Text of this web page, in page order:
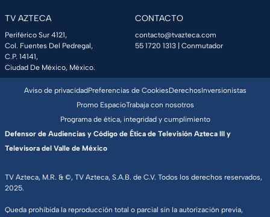
TV AZTECA
Periférico Sur 4121,
Col. Fuentes Del Pedregal,
C.P. 14141,
Ciudad De México, México.
CONTACTO
contacto@tvazteca.com
55 1720 1313 | Conmutador
TV Azteca, M.R. & ©, TV Azteca, S.A.B. de C.V. Todos los derechos reservados,
2025.
Queda prohibida la reproducción total o parcial sin la autorización previa,
Aviso de privacidadPreferencias de CookiesDerechosInversionistas
Promo EspacioTrabaja con nosotros
Programa de ética, integridad y cumplimiento
Defensor de Audiencias y Código de Ética de Televisión Azteca III y
Televisora del Valle de México